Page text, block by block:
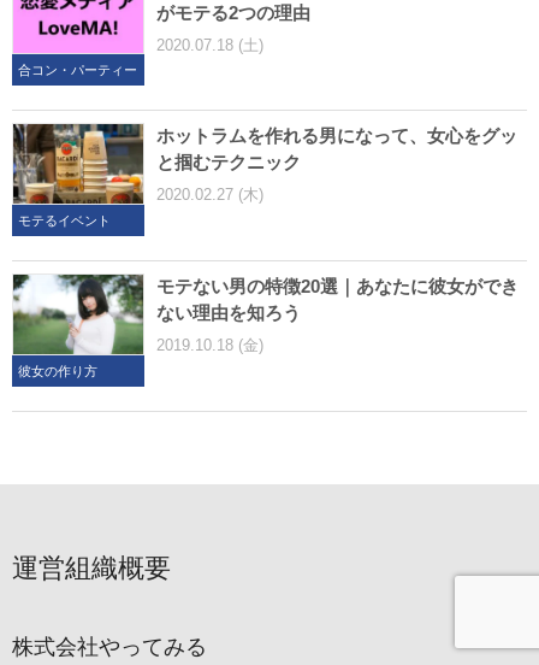
合コン・パーティー
がモテる2つの理由
2020.07.18 (土)
モテるイベント
ホットラムを作れる男になって、女心をグッ
と掴むテクニック
2020.02.27 (木)
彼女の作り方
モテない男の特徴20選｜あなたに彼女ができ
ない理由を知ろう
2019.10.18 (金)
運営組織概要
株式会社やってみる